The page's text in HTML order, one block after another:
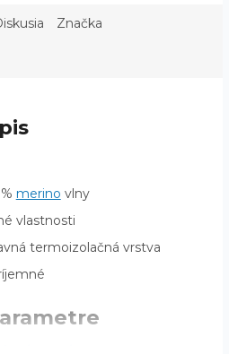
Značka
merino vlny
vlastnosti
termoizolačná vrstva